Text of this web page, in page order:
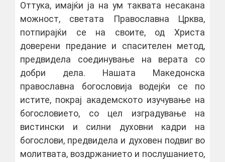
Оттука, имајќи ја на ум таквата несакана
можност, светата Православна Црква,
потпирајќи се на своите, од Христа
доверени предание и спасителен метод,
предвидела соединување на верата со
добри дела. Нашата Македонска
православна богословија водејќи се по
истите, покрај академското изучување на
богословието, со цел изградување на
вистински и силни духовни кадри на
богослови, предвидела и духовен подвиг во
молитвата, воздржанието и послушанието,